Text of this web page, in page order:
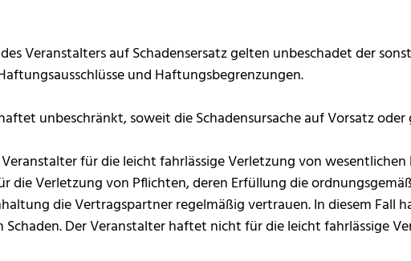
Veranstalters auf Schadensersatz gelten unbeschadet der
und Haftungsbegrenzungen.
unbeschränkt, soweit die Schadensursache auf Vorsatz
für die leicht fahrlässige Verletzung von
die Verletzung von Pflichten, deren Erfüllung die
die Vertragspartner regelmäßig vertrauen. In diesem
Der Veranstalter haftet nicht für die leicht fahrlässige